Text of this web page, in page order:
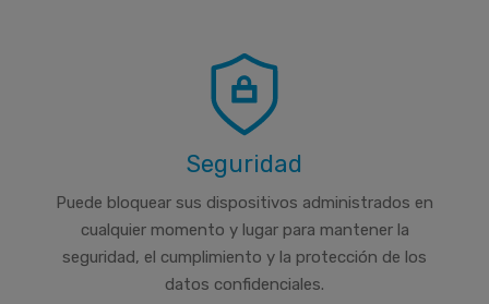
Seguridad
Puede bloquear sus dispositivos administrados en
cualquier momento y lugar para mantener la
seguridad, el cumplimiento y la protección de los
datos confidenciales.